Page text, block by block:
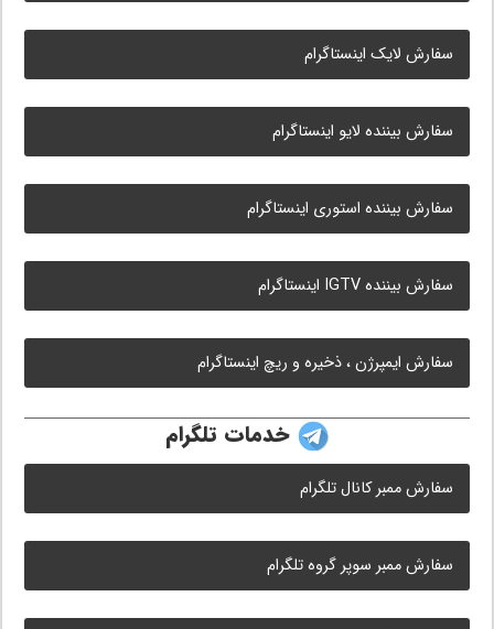
سفارش لایک اینستاگرام
سفارش بیننده لایو اینستاگرام
سفارش بیننده استوری اینستاگرام
سفارش بیننده IGTV اینستاگرام
سفارش ایمپرژن ، ذخیره و ریچ اینستاگرام
خدمات تلگرام
سفارش ممبر کانال تلگرام
سفارش ممبر سوپر گروه تلگرام